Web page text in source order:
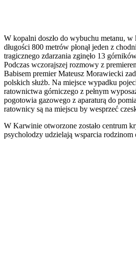
W kopalni doszło do wybuchu metanu, w
długości 800 metrów płonął jeden z
tragicznego zdarzania zginęło 13
Podczas wczorajszej rozmowy z
Babisem premier Mateusz Morawiecki
polskich służb. Na miejsce wypadku
ratownictwa górniczego z pełnym
pogotowia gazowego z aparaturą do
ratownicy są na miejscu by wesprzeć
W Karwinie otworzone zostało centrum
psycholodzy udzielają wsparcia rodzinom